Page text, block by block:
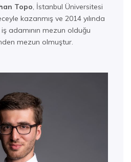
Topo, İstanbul Üniversitesi
kazanmış ve 2014 yılında
adamının mezun olduğu
mezun olmuştur.